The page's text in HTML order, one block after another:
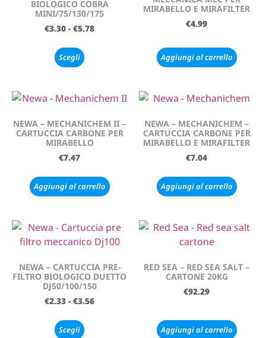
BIOLOGICO COBRA
MINI/75/130/175
€3.30 - €5.78
Scegli
MIRABELLO E MIRAFILTER
€4.99
Aggiungi al carrello
NEWA – MECHANICHEM II –
CARTUCCIA CARBONE PER
MIRABELLO
€7.47
Aggiungi al carrello
NEWA – MECHANICHEM –
CARTUCCIA CARBONE PER
MIRABELLO E MIRAFILTER
€7.04
Aggiungi al carrello
NEWA – CARTUCCIA PRE-
FILTRO BIOLOGICO DUETTO
DJ50/100/150
€2.33 - €3.56
Scegli
RED SEA – RED SEA SALT –
CARTONE 20KG
€92.29
Aggiungi al carrello